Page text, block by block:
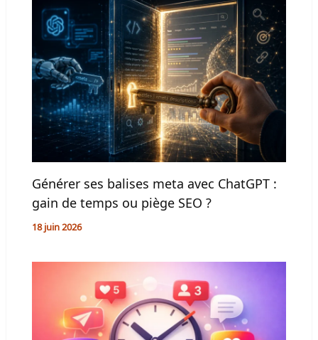
Générer ses balises meta avec ChatGPT :
gain de temps ou piège SEO ?
18 juin 2026